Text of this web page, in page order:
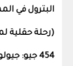
البترول في
(رحلة حقلية
454 جيو: